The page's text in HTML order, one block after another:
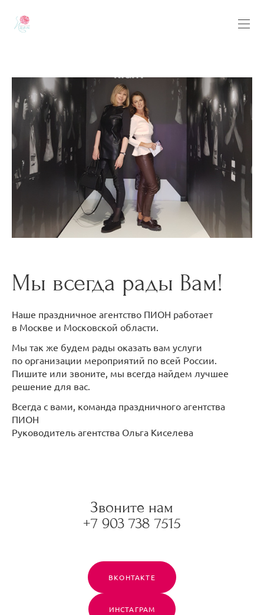
Мы всегда рады Вам!
Наше праздничное агентство ПИОН работает
в Москве и Московской области.
Мы так же будем рады оказать вам услуги
по организации мероприятий по всей России.
Пишите или звоните, мы всегда найдем лучшее
решение для вас.
Всегда с вами, команда праздничного агентства
ПИОН
Руководитель агентства Ольга Киселева
Звоните нам
+7 903 738 7515
ВКОНТАКТЕ
ИНСТАГРАМ